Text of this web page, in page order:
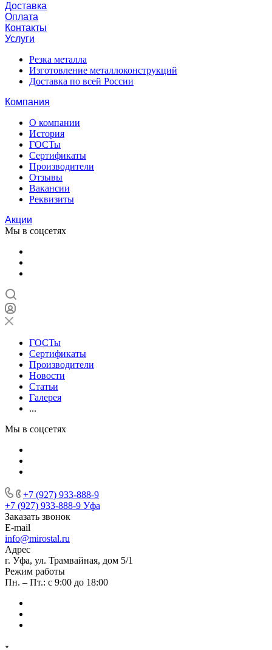
Доставка
Оплата
Контакты
Услуги
Резка металла
Изготовление металлоконструкций
Доставка по всей России
Компания
О компании
История
ГОСТы
Сертификаты
Производители
Отзывы
Вакансии
Реквизиты
Акции
Мы в соцсетях
ГОСТы
Сертификаты
Производители
Новости
Статьи
Галерея
...
Мы в соцсетях
+7 (927) 933-888-9
+7 (927) 933-888-9 Уфа
Заказать звонок
E-mail
info@mirostal.ru
Адрес
г. Уфа, ул. Трамвайная, дом 5/1
Режим работы
Пн. – Пт.: с 9:00 до 18:00